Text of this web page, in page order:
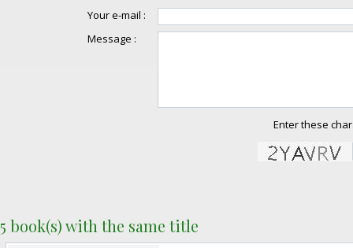
Your e-mail :
Message :
Enter these
5 book(s) with the same title